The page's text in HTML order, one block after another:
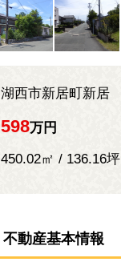
湖西市新居町新居
598万円
450.02㎡ / 136.16坪
不動産基本情報